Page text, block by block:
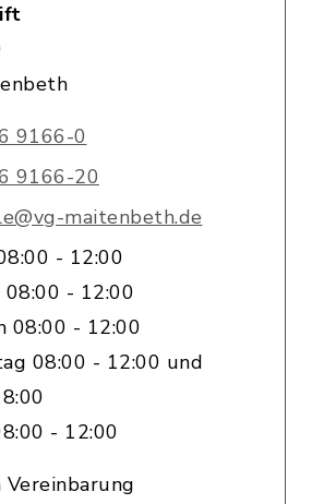
9166-0
9166-20
maitenbeth.de
- 12:00
08:00 - 12:00
08:00 - 12:00
08:00 - 12:00 und
- 12:00
Vereinbarung